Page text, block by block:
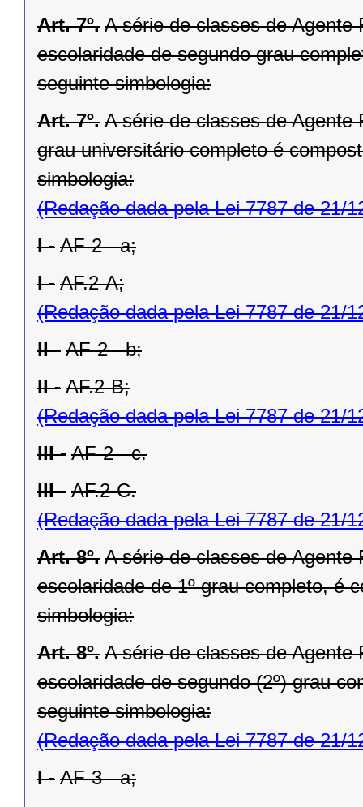
Art. 7º. A série de classes de
escolaridade de segundo grau
seguinte simbologia:
Art. 7º. A série de classes de
grau universitário completo é
simbologia:
(Redação dada pela Lei 7787 de 21/
I - AF-2 - a;
I - AF.2-A;
(Redação dada pela Lei 7787 de 21/
II - AF-2 - b;
II - AF.2-B;
(Redação dada pela Lei 7787 de 21/
III - AF-2 - c.
III - AF.2-C.
(Redação dada pela Lei 7787 de 21/
Art. 8º. A série de classes de
escolaridade de 1º grau completo, é
simbologia:
Art. 8º. A série de classes de
escolaridade de segundo (2º) grau
seguinte simbologia:
(Redação dada pela Lei 7787 de 21/
I - AF-3 - a;